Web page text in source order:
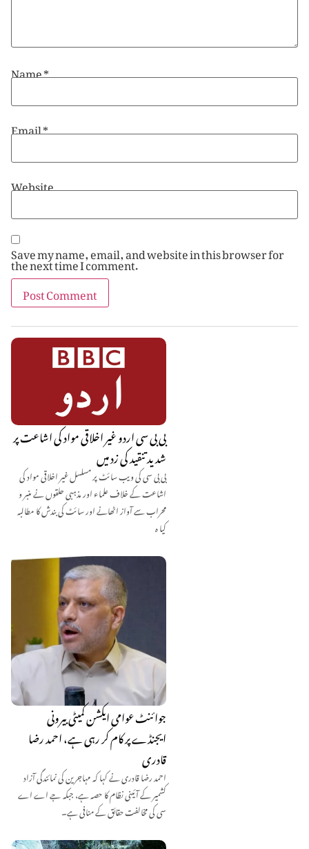
بی بی سی اردو غیر اخلاقی مواد کی اشاعت پر
شدید تنقید کی زد میں
بی بی سی کی ویب سائٹ پر مسلسل غیر اخلاقی مواد کی
اشاعت کے خلاف علماء اور مذہبی حلقوں نے منبر و
محراب سے آواز اٹھانے اور سائٹ کی بندش کا مطالبہ
کیا ہ
جوائنٹ عوامی ایکشن کمیٹی بیرونی
ایجنڈے پر کام کر رہی ہے، احمد رضا
قادری
احمد رضا قادری نے کہا کہ مہاجرین کی نمائندگی آزاد
کشمیر کے آئینی نظام کا حصہ ہے، جبکہ جے اے اے
سی کی مخالفت حقائق کے منافی ہے۔
Name*
Email*
Website
Save my name, email, and website in this browser for
the next time I comment.